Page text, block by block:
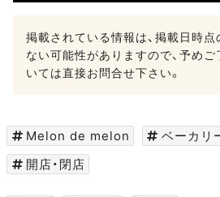
掲載されている情報は、掲載日時
ない可能性がありますので、予め
いては直接お問合せ下さい。
Melon de melon ベーカリ
開店・閉店